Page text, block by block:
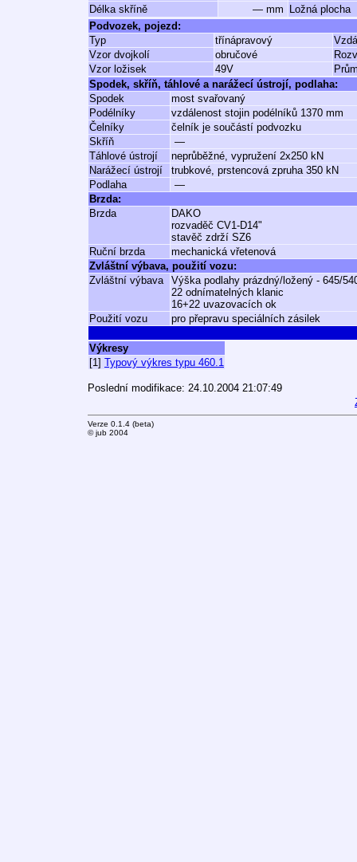
Délka skříně
— mm
Ložná plocha
Podvozek, pojezd:
Typ
třínápravový
Vzor dvojkolí
obručové
Vzor ložisek
49V
Spodek, skříň, táhlové a narážecí ústrojí, podlaha:
Spodek
most svařovaný
Podélníky
vzdálenost stojin podélníků 1370 mm
Čelníky
čelník je součástí podvozku
Skříň
—
Táhlové ústrojí
neprůběžné, vypružení 2x250 kN
Narážecí ústrojí
trubkové, prstencová zpruha 350 kN
Podlaha
—
Brzda:
Brzda
DAKO
rozvaděč CV1-D14"
stavěč zdrží SZ6
Ruční brzda
mechanická vřetenová
Zvláštní výbava, použití vozu:
Zvláštní výbava
Výška podlahy prázdný/ložený - 645/
22 odnímatelných klanic
16+22 uvazovacích ok
Použití vozu
pro přepravu speciálních zásilek
Výkresy
[1] Typový výkres typu 460.1
Poslední modifikace: 24.10.2004 21:07:49
Verze 0.1.4 (beta)
© jub 2004